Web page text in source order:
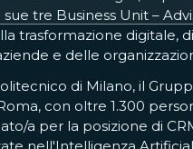
tre Business Unit –
trasformazione digitale,
e delle
di Milano, il
con oltre 1.300
a per la posizione di
nell'Intelligenza